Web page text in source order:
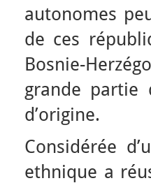
autonomes
de ces
Bosnie-
grande partie
d’origine.
Considérée
ethnique a